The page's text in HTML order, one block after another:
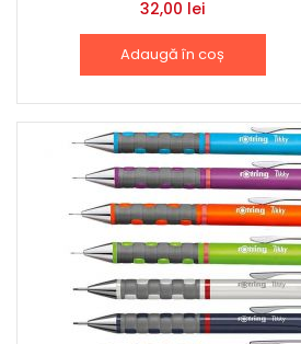
32,00 lei
Adaugă în coș